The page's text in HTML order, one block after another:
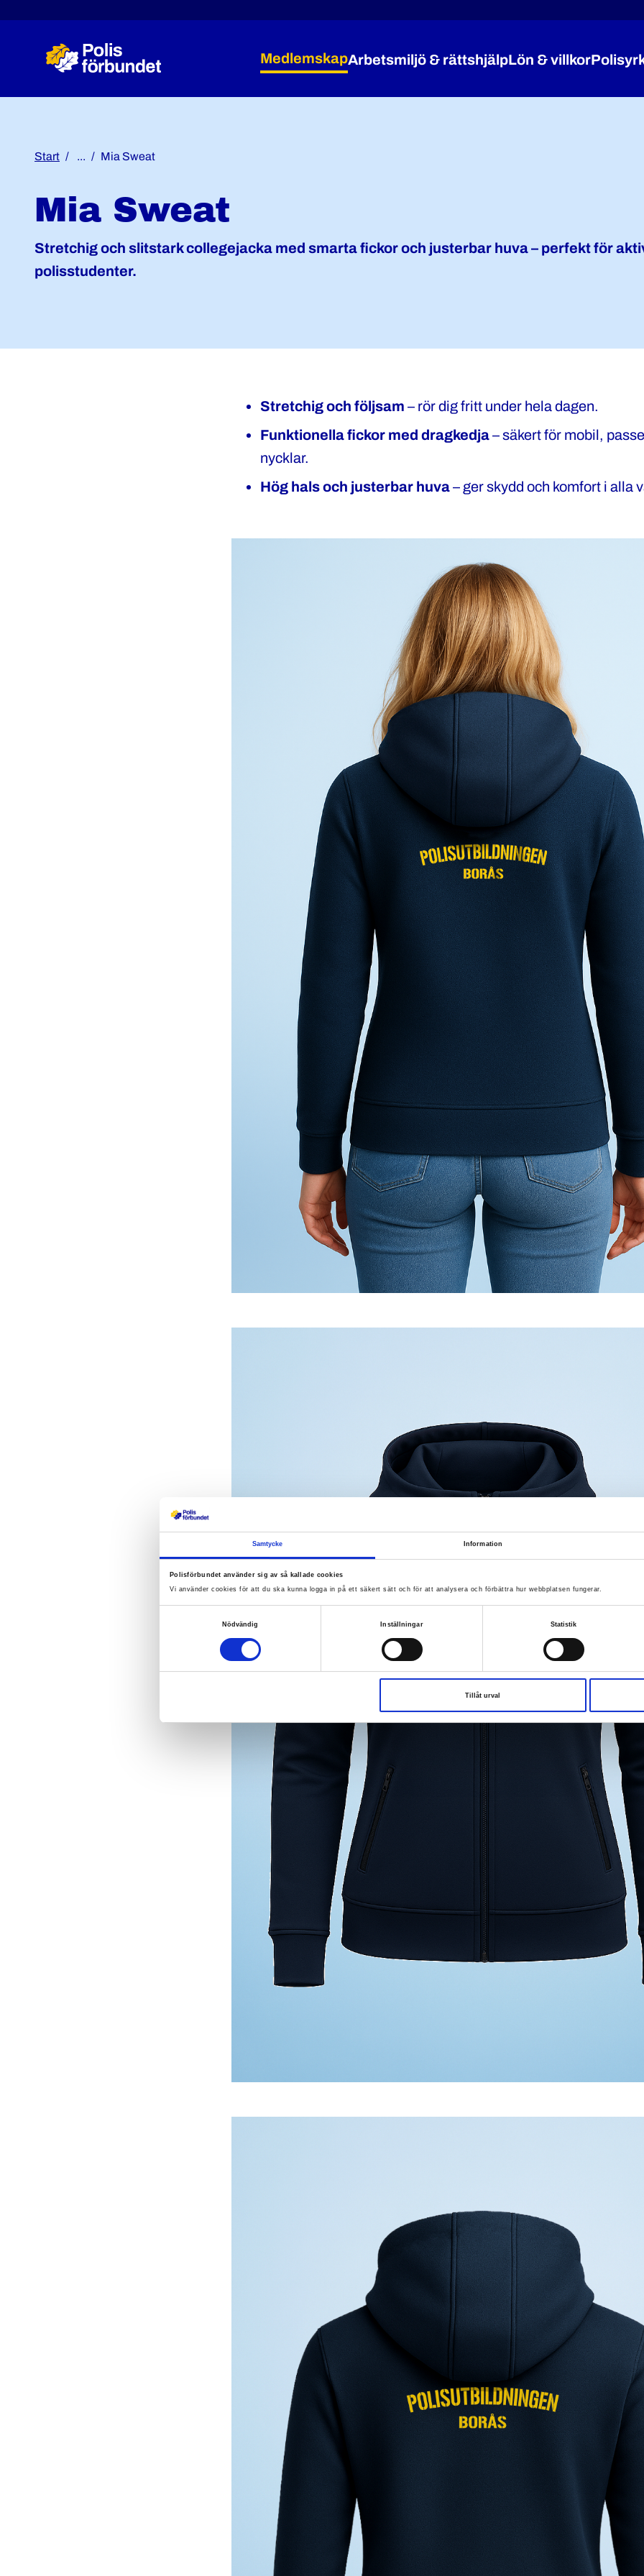
Samtycke Information
Polisförbundet använder sig av så kallade cookies
Vi använder cookies för att du ska kunna logga in på ett säkert sätt och för att analysera och förbättra hur webbplatsen fungerar.
Nödvändig
Inställningar Statistik
Tillåt urval
Medlemskap
Expandera Medlemskap
Arbetsmiljö & rättshjälpExpandera
Lön & villkor
Start ... Mia Sweat
Mia Sweat
Stretchig och slitstark collegejacka med smarta fickor och justerbar huva – perfekt för
polisstudenter.
Stretchig och följsam – rör dig fritt under hela dagen.
Funktionella fickor med dragkedja– säkert för mobil,
nycklar.
Hög hals och justerbar huva– ger skydd och komfort i alla